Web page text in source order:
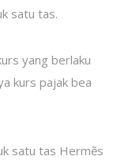
satu tas.
yang berlaku
kurs pajak bea
satu tas Hermẽs